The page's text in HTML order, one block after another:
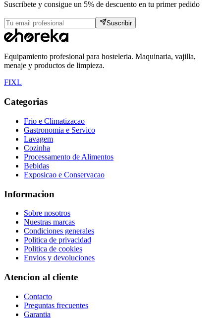
Suscribete y consigue un 5% de descuento en tu primer pedido
Suscribir
Equipamiento profesional para hosteleria. Maquinaria, vajilla,
menaje y productos de limpieza.
FIXL
Categorias
Frio e Climatizacao
Gastronomia e Servico
Lavagem
Cozinha
Processamento de Alimentos
Bebidas
Exposicao e Conservacao
Informacion
Sobre nosotros
Nuestras marcas
Condiciones generales
Politica de privacidad
Politica de cookies
Envios y devoluciones
Atencion al cliente
Contacto
Preguntas frecuentes
Garantia